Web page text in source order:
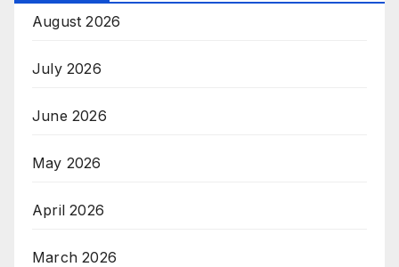
August 2026
July 2026
June 2026
May 2026
April 2026
March 2026